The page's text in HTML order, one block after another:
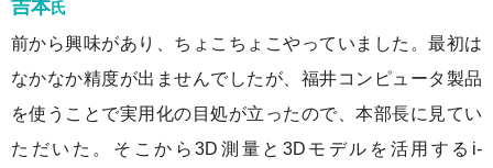
吉本氏
前から興味があり、ちょこちょこやっていました。最初は
なかなか精度が出ませんでしたが、福井コンピュータ製品
を使うことで実用化の目処が立ったので、本部長に見てい
ただいた。そこから3D測量と3Dモデルを活用するi-